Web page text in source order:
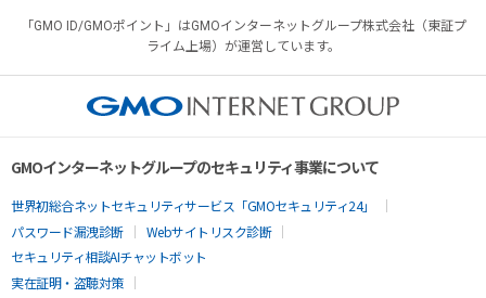
「GMO ID/GMOポイント」はGMOインターネットグループ株式会社（東証プ
ライム上場）が運営しています。
GMOインターネットグループのセキュリティ事業について
世界初総合ネットセキュリティサービス「GMOセキュリティ24」
パスワード漏洩診断
Webサイトリスク診断
セキュリティ相談AIチャットボット
実在証明・盗聴対策